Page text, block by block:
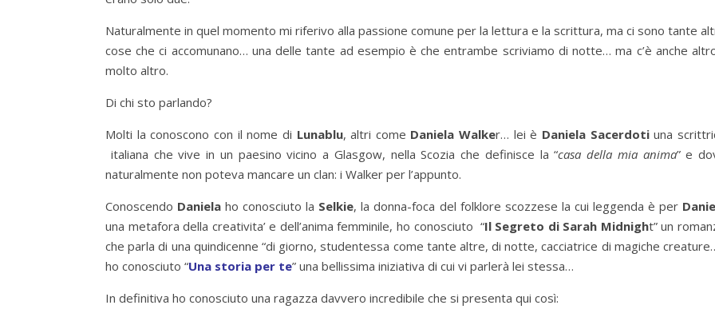
Naturalmente in quel momento mi riferivo alla passione comune per la lettura e la scrittura, ma ci sono tante
cose che ci accomunano… una delle tante ad esempio è che entrambe scriviamo di notte… ma c’è anche
molto altro.
Di chi sto parlando?
Molti la conoscono con il nome di Lunablu, altri come Daniela Walker… lei è Daniela Sacerdotiuna
italiana che vive in un paesino vicino a Glasgow, nella Scozia che definisce la “casa della mia anima” e
naturalmente non poteva mancare un clan: i Walker per l’appunto.
Conoscendo Danielaho conosciuto la Selkie, la donna-foca del folklore scozzese la cui leggenda è per
una metafora della creativita’ e dell’anima femminile, ho conosciuto “Il Segreto di Sarah Midnight” un
che parla di una quindicenne “di giorno, studentessa come tante altre, di notte, cacciatrice di magiche
ho conosciuto “Una storia per te” una bellissima iniziativa di cui vi parlerà lei stessa…
In definitiva ho conosciuto una ragazza davvero incredibile che si presenta qui così: